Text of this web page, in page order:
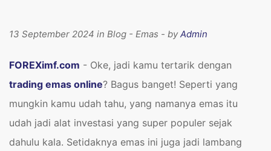
13 September 2024 in Blog - Emas - byAdmin
FOREXimf.com - Oke, jadi kamu tertarik dengan
trading emas online? Bagus banget! Seperti yang
mungkin kamu udah tahu, yang namanya emas itu
udah jadi alat investasi yang super populer sejak
dahulu kala. Setidaknya emas ini juga jadi lambang